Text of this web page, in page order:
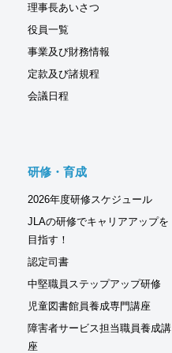
理事長あいさつ
役員一覧
事業及び財務情報
定款及び諸規程
会議日程
研修・育成
2026年度研修スケジュール
JLAの研修でキャリアアップを
目指す！
認定司書
中堅職員ステップアップ研修
児童図書館員養成専門講座
障害者サービス担当職員養成講
座